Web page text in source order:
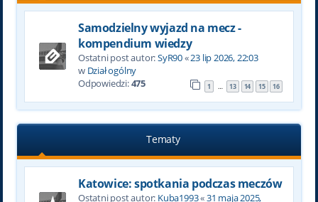
Samodzielny wyjazd na mecz -
kompendium wiedzy
Ostatni post autor:SyR90«23 lip 2026, 22:03
w Dział ogólny
Odpowiedzi:475 1 … 13 14 15 16
Tematy
Katowice: spotkania podczas meczów
Ostatni post autor: Kuba1993«31 maja 2025,